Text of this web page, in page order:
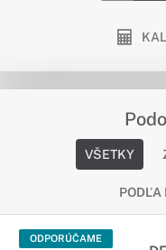
VŠETKY
PODĽA
ODPORÚČAME